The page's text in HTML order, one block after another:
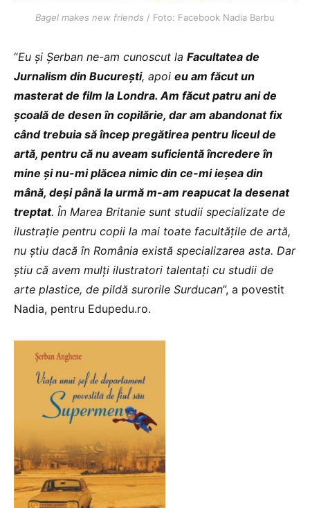
Bagel makes new friends / Foto: Facebook Nadia Barbu
“Eu și Șerban ne-am cunoscut la Facultatea de
Jurnalism din București, apoi eu am făcut un
masterat de film la Londra. Am făcut patru ani de
școală de desen în copilărie, dar am abandonat fix
când trebuia să încep pregătirea pentru liceul de
artă, pentru că nu aveam suficientă încredere în
mine și nu-mi plăcea nimic din ce-mi ieșea din
mână, deși până la urmă m-am reapucat la desenat
treptat. În Marea Britanie sunt studii specializate de
ilustrație pentru copii la mai toate facultățile de artă,
nu știu dacă în România există specializarea asta. Dar
știu că avem mulți ilustratori talentați cu studii de
arte plastice, de pildă surorile Surducan”, a povestit
Nadia, pentru Edupedu.ro.